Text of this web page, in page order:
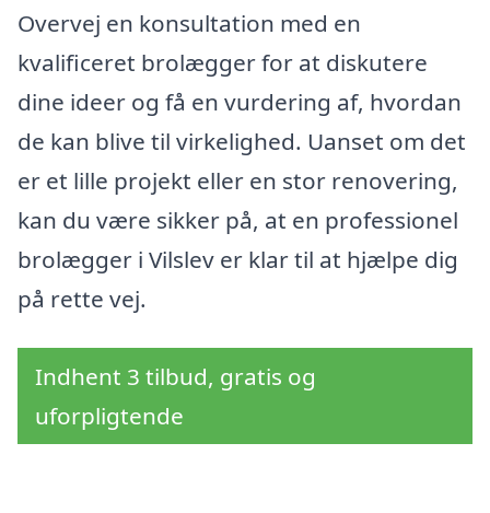
Overvej en konsultation med en
kvalificeret brolægger for at diskutere
dine ideer og få en vurdering af, hvordan
de kan blive til virkelighed. Uanset om det
er et lille projekt eller en stor renovering,
kan du være sikker på, at en professionel
brolægger i Vilslev er klar til at hjælpe dig
på rette vej.
Indhent 3 tilbud, gratis og
uforpligtende